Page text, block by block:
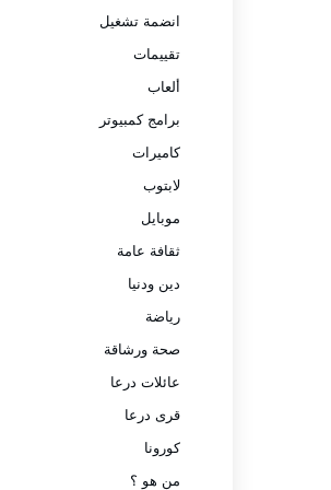
انضمة تشغيل
تقييمات
ألعاب
برامج كمبيوتر
كاميرات
لابتوب
موبايل
ثقافة عامة
دين ودنيا
رياضة
صحة ورشاقة
عائلات درعا
قرى درعا
كورونا
من هو ؟